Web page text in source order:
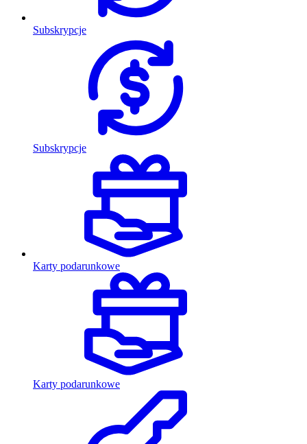
Subskrypcje
Subskrypcje
Karty podarunkowe
Karty podarunkowe